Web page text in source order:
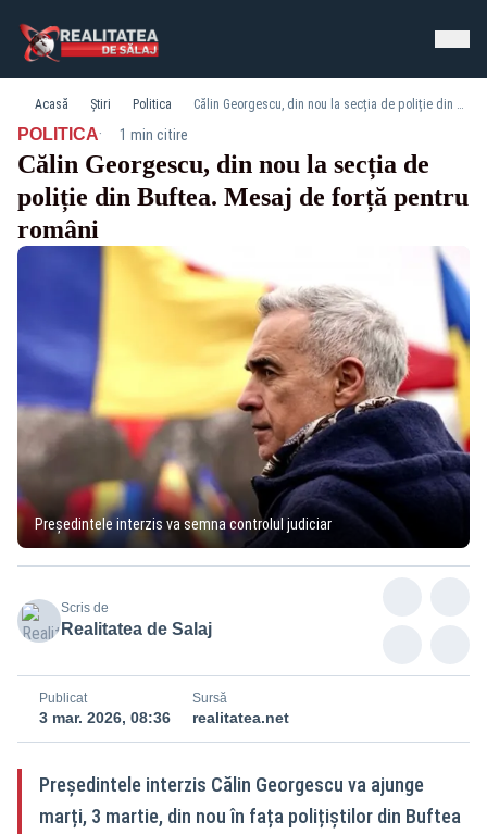
Acasă Știri Politica Călin Georgescu, din nou la secția de poliție din Buftea. Mesaj de forță pentru români
POLITICA· 1 min citire
Călin Georgescu, din nou la secția de
poliție din Buftea. Mesaj de forță pentru
români
Președintele interzis va semna controlul judiciar
Scris de
Realitatea de Salaj
Publicat
3 mar. 2026, 08:36
Sursă
realitatea.net
Președintele interzis Călin Georgescu va ajunge
marți, 3 martie, din nou în fața polițiștilor din Buftea